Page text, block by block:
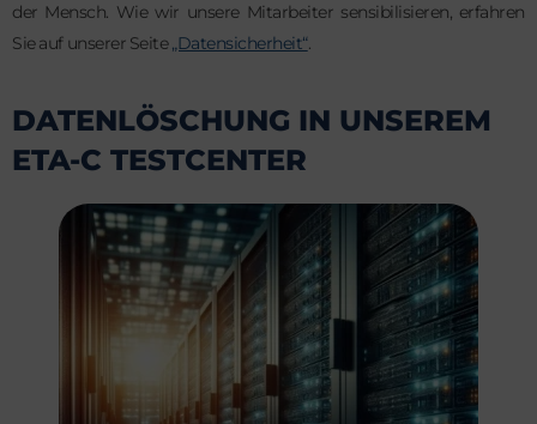
der Mensch. Wie wir unsere Mitarbeiter sensibilisieren, erfahren
Sie auf unserer Seite„Datensicherheit“.
DATENLÖSCHUNG IN UNSEREM
ETA-C TESTCENTER